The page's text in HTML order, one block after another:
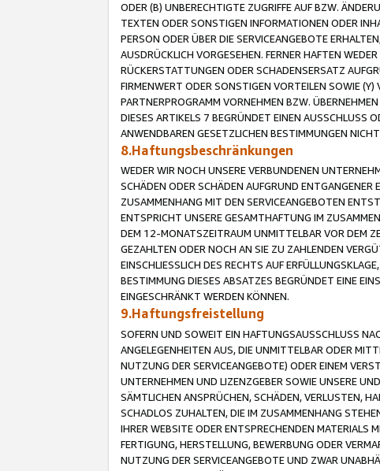
ODER (B) UNBERECHTIGTE ZUGRIFFE AUF BZW.
TEXTEN ODER SONSTIGEN INFORMATIONEN ODER
PERSON ODER ÜBER DIE SERVICEANGEBOTE
AUSDRÜCKLICH VORGESEHEN. FERNER HAFTEN
RÜCKERSTATTUNGEN ODER SCHADENSERSATZ
FIRMENWERT ODER SONSTIGEN VORTEILEN SOWIE
PARTNERPROGRAMM VORNEHMEN BZW.
DIESES ARTIKELS 7 BEGRÜNDET EINEN AUSSCHLUSS
ANWENDBAREN GESETZLICHEN BESTIMMUNGEN
8.Haftungsbeschränkungen
WEDER WIR NOCH UNSERE VERBUNDENEN
SCHÄDEN ODER SCHÄDEN AUFGRUND
ZUSAMMENHANG MIT DEN SERVICEANGEBOTEN
ENTSPRICHT UNSERE GESAMTHAFTUNG IM
DEM 12-MONATSZEITRAUM UNMITTELBAR VOR DEM
GEZAHLTEN ODER NOCH AN SIE ZU ZAHLENDEN
EINSCHLIESSLICH DES RECHTS AUF
BESTIMMUNG DIESES ABSATZES BEGRÜNDET EINE
EINGESCHRÄNKT WERDEN KÖNNEN.
9.Haftungsfreistellung
SOFERN UND SOWEIT EIN HAFTUNGSAUSSCHLUSS
ANGELEGENHEITEN AUS, DIE UNMITTELBAR ODER
NUTZUNG DER SERVICEANGEBOTE) ODER EINEM
UNTERNEHMEN UND LIZENZGEBER SOWIE UNSERE
SÄMTLICHEN ANSPRÜCHEN, SCHÄDEN, VERLUSTEN,
SCHADLOS ZUHALTEN, DIE IM ZUSAMMENHANG
IHRER WEBSITE ODER ENTSPRECHENDEN MATERIALS
FERTIGUNG, HERSTELLUNG, BEWERBUNG ODER
NUTZUNG DER SERVICEANGEBOTE UND ZWAR